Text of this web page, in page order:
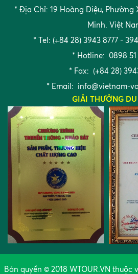
* Địa Chỉ: 19 Hoàng Diệu, Phường
Minh. Việt
* Tel: (+84 28) 3943 8777 -
* Hotline: 0898 51
* Fax: (+84 28)
* Email: info@vietnam-
GIẢI THƯỞNG
Bản quyền © 2018 WTOUR.VN